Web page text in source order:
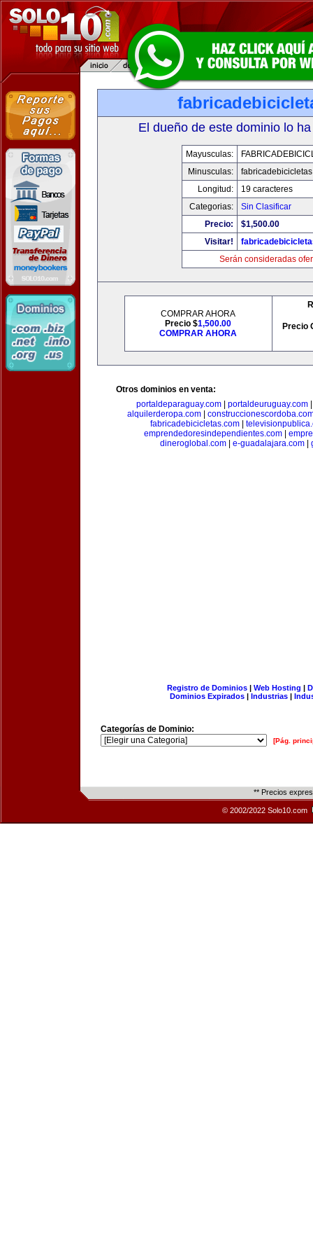
El dueño de este dominio lo
Mayusculas:
Minusculas:
Longitud:
19 caracteres
Categorias:
Sin Clasificar
Precio:
$1,500.00
Visitar!
Serán consideradas
COMPRAR AHORA
Precio $1,500.00
COMPRAR AHORA
Precio
Otros dominios en venta:
portaldeparaguay.com| portaldeuruguay.com
alquilerderopa.com|
fabricadebicicletas.com
emprendedoresindependientes.com|
dineroglobal.com
e-guadalajara.com
Registro de Dominios| Web Hosting |
Dominios Expirados | Industrias |
Categorías de Dominio:
[Pág.
** Precios
© 2002/2022 Solo10.com